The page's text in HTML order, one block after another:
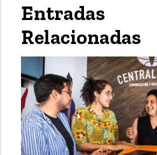
Entradas
Relacionadas